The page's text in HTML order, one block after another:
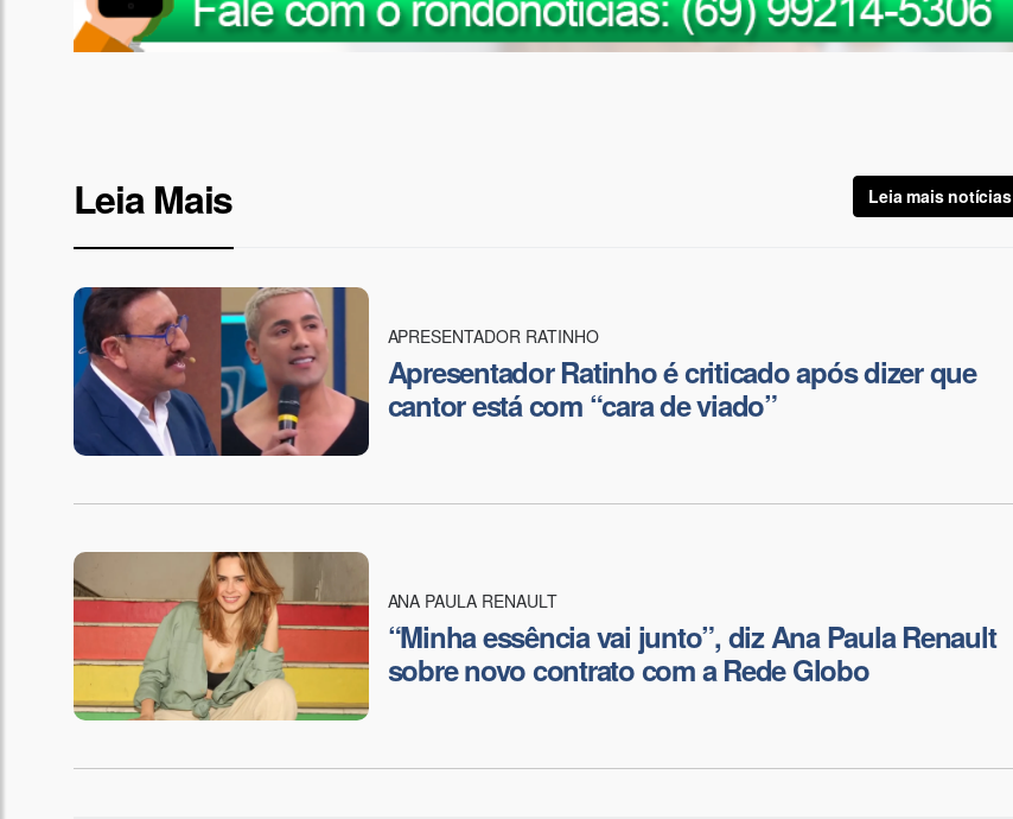
Leia Mais Leia mais notícias
APRESENTADOR RATINHO
Apresentador Ratinho é criticado após dizer que
cantor está com “cara de viado”
ANA PAULA RENAULT
“Minha essência vai junto”, diz Ana Paula Renault
sobre novo contrato com a Rede Globo